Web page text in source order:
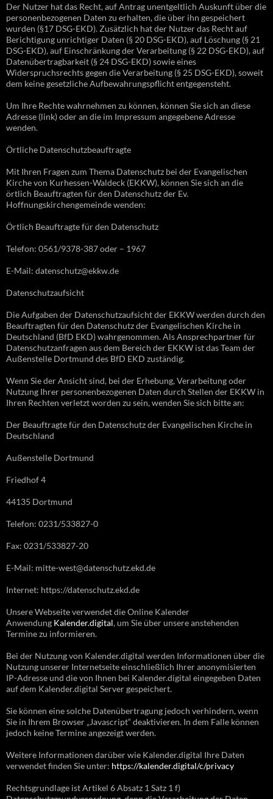
Der Nutzer hat das Recht, auf Antrag unentgeltlich Auskunft über die
personenbezogenen Daten zu erhalten, die über ihn gespeichert
wurden (§17 DSG-EKD). Zusätzlich hat der Nutzer das Recht auf
Berichtigung unrichtiger Daten (§ 20 DSG-EKD), auf Löschung (§ 21
DSG-EKD), auf Einschränkung der Verarbeitung (§ 22 DSG-EKD), auf
Datenübertragbarkeit (§ 24 DSG-EKD) sowie eines
Widerspruchsrechts gegen die Verarbeitung (§ 25 DSG-EKD), soweit
dem keine gesetzliche Aufbewahrungspflicht entgegensteht.
Um Ihre Rechte wahrnehmen zu können, können Sie sich an diese
Adresse (link) oder an die im Impressum angegebene Adresse
wenden.
Örtliche Datenschutzbeauftragte
Mit Ihren Fragen zum Thema Datenschutz bei der Evangelischen
Kirche von Kurhessen-Waldeck (EKKW), können Sie sich an die
örtlich Beauftragten für den Datenschutz der Ev.
Hoffnungskirchengemeinde wenden:
Örtlich Beauftragte für den Datenschutz
Telefon: 0561/9378-387 oder – 1967
E-Mail: datenschutz@ekkw.de
Datenschutzaufsicht
Die Aufgaben der Datenschutzaufsicht der EKKW werden durch den
Beauftragten für den Datenschutz der Evangelischen Kirche in
Deutschland (BfD EKD) wahrgenommen. Als Ansprechpartner für
Datenschutzanfragen aus dem Bereich der EKKW ist das Team der
Außenstelle Dortmund des BfD EKD zuständig.
Wenn Sie der Ansicht sind, bei der Erhebung, Verarbeitung oder
Nutzung Ihrer personenbezogenen Daten durch Stellen der EKKW in
Ihren Rechten verletzt worden zu sein, wenden Sie sich bitte an:
Der Beauftragte für den Datenschutz der Evangelischen Kirche in
Deutschland
Außenstelle Dortmund
Friedhof 4
44135 Dortmund
Telefon: 0231/533827-0
Fax: 0231/533827-20
E-Mail: mitte-west@datenschutz.ekd.de
Internet: https://datenschutz.ekd.de
Unsere Webseite verwendet die Online Kalender
Anwendung Kalender.digital, um Sie über unsere anstehenden
Termine zu informieren.
Bei der Nutzung von Kalender.digital werden Informationen über die
Nutzung unserer Internetseite einschließlich Ihrer anonymisierten
IP-Adresse und die von Ihnen bei Kalender.digital eingegeben Daten
auf dem Kalender.digital Server gespeichert.
Sie können eine solche Datenübertragung jedoch verhindern, wenn
Sie in Ihrem Browser „Javascript“ deaktivieren. In dem Falle können
jedoch keine Termine angezeigt werden.
Weitere Informationen darüber wie Kalender.digital Ihre Daten
verwendet finden Sie unter: https://kalender.digital/c/privacy
Rechtsgrundlage ist Artikel 6 Absatz 1 Satz 1 f)